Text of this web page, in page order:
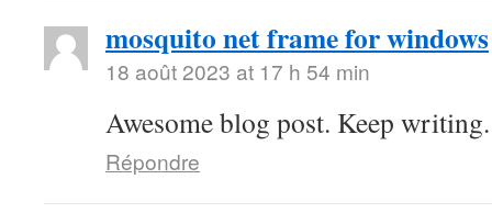
mosquito net frame for windows
18 août 2023 at 17 h 54 min
Awesome blog post. Keep writing.
Répondre